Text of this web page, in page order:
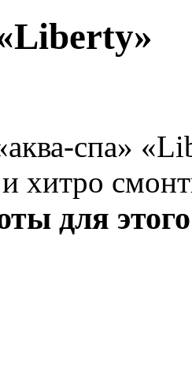
спа»
и хитро
для